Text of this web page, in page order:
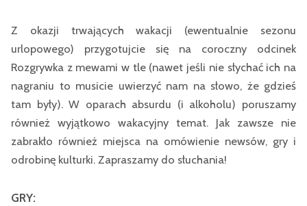
Z okazji trwających wakacji (ewentualnie sezonu
urlopowego) przygotujcie się na coroczny odcinek
Rozgrywka z mewami w tle (nawet jeśli nie słychać ich na
nagraniu to musicie uwierzyć nam na słowo, że gdzieś
tam były). W oparach absurdu (i alkoholu) poruszamy
również wyjątkowo wakacyjny temat. Jak zawsze nie
zabrakło również miejsca na omówienie newsów, gry i
odrobinę kulturki. Zapraszamy do słuchania!
GRY: